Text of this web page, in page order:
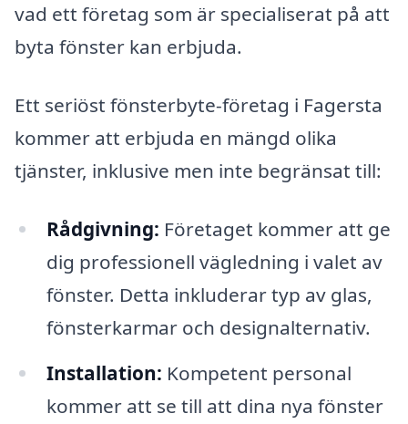
vad ett företag som är specialiserat på att
byta fönster kan erbjuda.
Ett seriöst fönsterbyte-företag i Fagersta
kommer att erbjuda en mängd olika
tjänster, inklusive men inte begränsat till:
Rådgivning: Företaget kommer att ge
dig professionell vägledning i valet av
fönster. Detta inkluderar typ av glas,
fönsterkarmar och designalternativ.
Installation: Kompetent personal
kommer att se till att dina nya fönster